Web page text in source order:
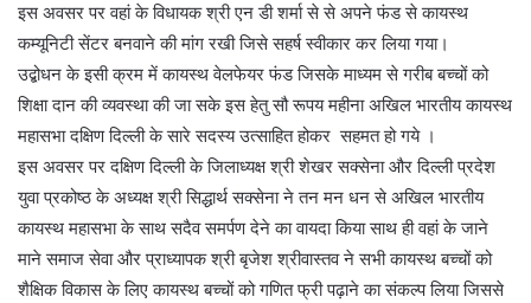
इस अवसर पर वहां के विधायक श्री एन डी शर्मा से से अपने फंड से कायस्थ
कम्यूनिटी सेंटर बनवाने की मांग रखी जिसे सहर्ष स्वीकार कर लिया गया।
उद्बोधन के इसी क्रम में कायस्थ वेलफेयर फंड जिसके माध्यम से गरीब बच्चों को
शिक्षा दान की व्यवस्था की जा सके इस हेतु सौ रूपय महीना अखिल भारतीय कायस्थ
महासभा दक्षिण दिल्ली के सारे सदस्य उत्साहित होकर सहमत हो गये ।
इस अवसर पर दक्षिण दिल्ली के जिलाध्यक्ष श्री शेखर सक्सेना और दिल्ली प्रदेश
युवा प्रकोष्ठ के अध्यक्ष श्री सिद्धार्थ सक्सेना ने तन मन धन से अखिल भारतीय
कायस्थ महासभा के साथ सदैव समर्पण देने का वायदा किया साथ ही वहां के जाने
माने समाज सेवा और प्राध्यापक श्री बृजेश श्रीवास्तव ने सभी कायस्थ बच्चों को
शैक्षिक विकास के लिए कायस्थ बच्चों को गणित फ्री पढ़ाने का संकल्प लिया जिससे